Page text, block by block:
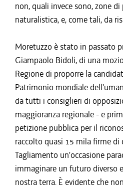
non, quali invece sono, zone
naturalistica, e, come tali, da
Moretuzzo è stato in passato
Giampaolo Bidoli, di una
Regione di proporre la
Patrimonio mondiale
da tutti i consiglieri di
maggioranza regionale - e
petizione pubblica per il
raccolto quasi 15 mila firme
Tagliamento un'occasione
immaginare un futuro diverso
nostra terra. È evidente che